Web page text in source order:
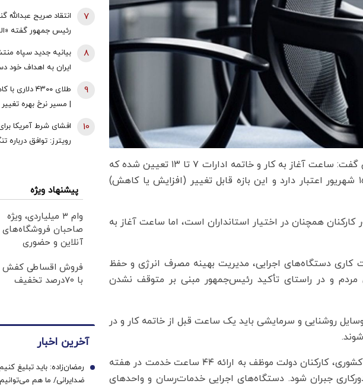
به گزارش اقتصادنیوز به نقل از فارس، حسین رحمانیان گفت: ساعت آغاز به کار و خاتمه ادارات ۷ تا ۱۳ تعیین شده که
از شنبه ۲۶ اردیبهشت لازم‌الاجرا بود و تا روز یکشنبه ۱۵ شهریور اعتبار دارد و این بازه قابل تغییر (افزایش یا کاهش)
همچنان در اختیار استانداران است، اما ساعت آغاز به
کاری دستگاه‌های اجرایی، مدیریت بهینه مصرف انرژی و حفظ
و در راستای تأکید رئیس‌جمهور مبنی بر متوقف نشدن
روشنایی و سرمایشی باید یک ساعت قبل از خاتمه کار و در
وی اظهار کرد: براساس ماده ۸۷ قانون مدیریت خدمات کشوری، کارکنان دولت موظف به ارائه ۴۴ ساعت خدمت در هفته
جبران شود. دستگاه‌های اجرایی خدمات‌رسان و واحدهای
انتقاد صریح عبدالله
رئیس جمهور گفته
هستیم/ اگر کسی به
قوه قضائیه ورود
7
بیانیه جدید سپاه
ایران به اهداف خود
8
طلای ۴۳۰۰
| مسیر نرخ بهره
9
افشای شرط آمریکا
رویترز: توافق
10
پیشنهاد ویژه
وام ۳ میلیاردی، ویژه
صاحبان فروشگاه‌های
آنلاین و حضوری
فروش اقساطی کفش
با 70درصد تخفیف
آخرین اخبار
رمضان‌زاده: باید تبلیغ
ضدایرانی/ ما هم
1